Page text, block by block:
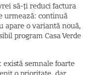
să-ți reduci factura
urmează: continuă
apare o variantă nouă,
program Casa Verde
există semnale foarte